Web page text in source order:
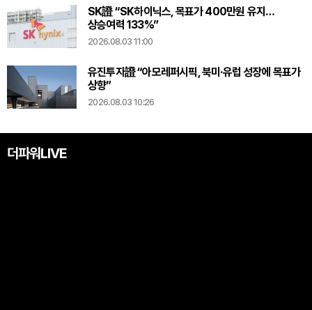
SK證 “SK하이닉스, 목표가 400만원 유지…
상승여력 133%”
2026.08.03 11:00
유진투자證 “아모레퍼시픽, 북미·유럽 성장에 목표가
상향”
2026.08.03 10:26
더파워LIVE